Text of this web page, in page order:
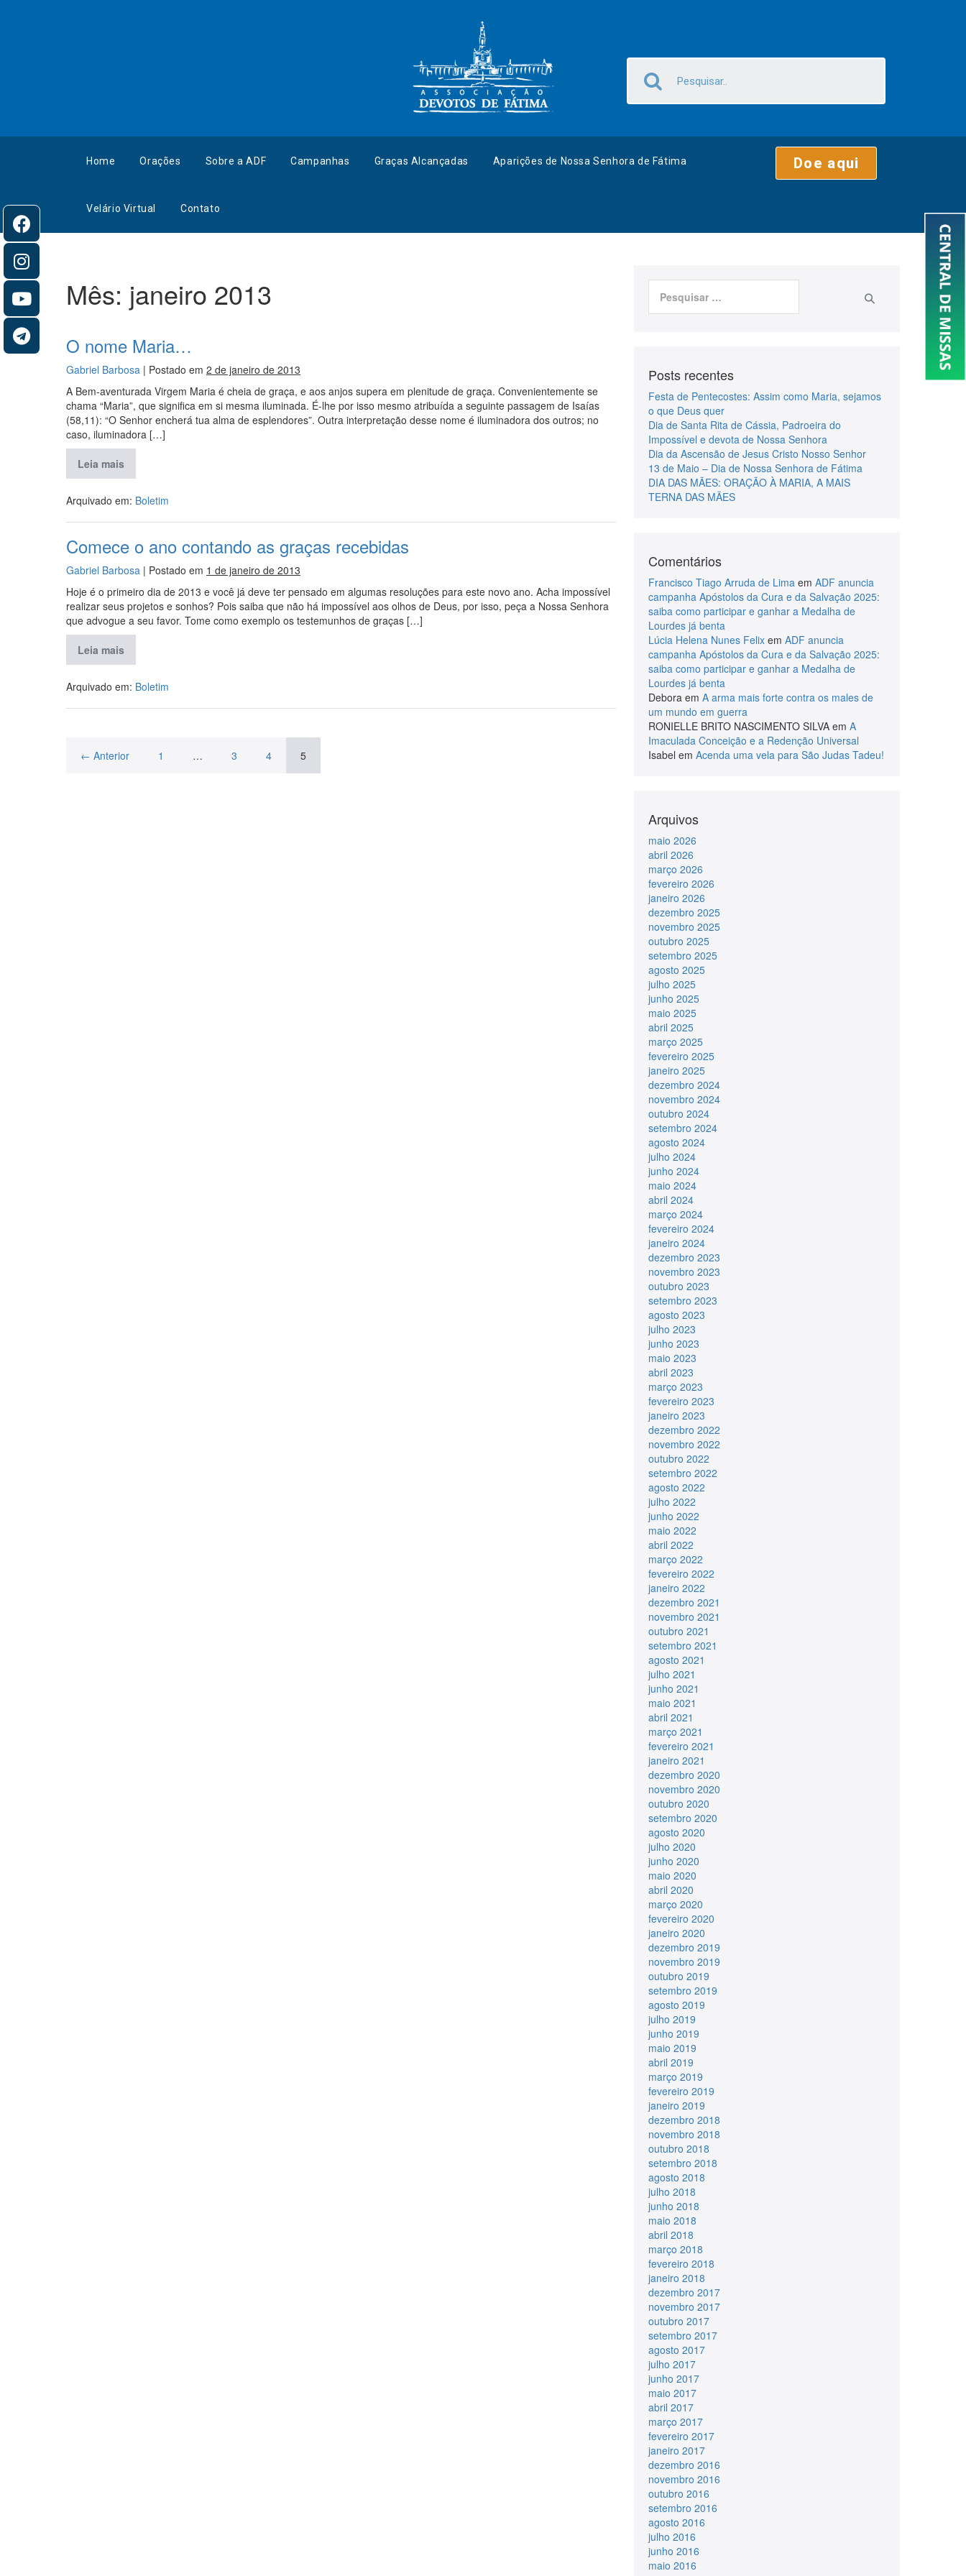
Home Orações Sobre a ADF Campanhas Graças Alcançadas Aparições de Nossa Senhora de Fátima
Velário Virtual Contato
Doe aqui
Mês: janeiro 2013
O nome Maria…
Gabriel Barbosa | Postado em 2 de janeiro de 2013
A Bem-aventurada Virgem Maria é cheia de graça, e aos anjos supera em plenitude de graça. Convenientemente se
chama “Maria”, que significa em si mesma iluminada. É-lhe por isso mesmo atribuída a seguinte passagem de Isaías
(58,11): “O Senhor encherá tua alma de esplendores”. Outra interpretação desse nome é iluminadora dos outros; no
caso, iluminadora […]
Leia mais
Arquivado em: Boletim
Comece o ano contando as graças recebidas
Gabriel Barbosa | Postado em 1 de janeiro de 2013
Hoje é o primeiro dia de 2013 e você já deve ter pensado em algumas resoluções para este novo ano. Acha impossível
realizar seus projetos e sonhos? Pois saiba que não há impossível aos olhos de Deus, por isso, peça a Nossa Senhora
que advogue a seu favor. Tome como exemplo os testemunhos de graças […]
Leia mais
Arquivado em: Boletim
← Anterior 1 … 3 4 5
Posts recentes
Festa de Pentecostes: Assim como Maria, sejamos
o que Deus quer
Dia de Santa Rita de Cássia, Padroeira do
Impossível e devota de Nossa Senhora
Dia da Ascensão de Jesus Cristo Nosso Senhor
13 de Maio – Dia de Nossa Senhora de Fátima
DIA DAS MÃES: ORAÇÃO À MARIA, A MAIS
TERNA DAS MÃES
Comentários
Francisco Tiago Arruda de Limaem ADF anuncia
campanha Apóstolos da Cura e da Salvação 2025:
saiba como participar e ganhar a Medalha de
Lourdes já benta
Lúcia Helena Nunes Felixem ADF anuncia
campanha Apóstolos da Cura e da Salvação 2025:
saiba como participar e ganhar a Medalha de
Lourdes já benta
Deboraem A arma mais forte contra os males de
um mundo em guerra
RONIELLE BRITO NASCIMENTO SILVAem A
Imaculada Conceição e a Redenção Universal
Isabel em Acenda uma vela para São Judas Tadeu!
Arquivos
maio 2026
abril 2026
março 2026
fevereiro 2026
janeiro 2026
dezembro 2025
novembro 2025
outubro 2025
setembro 2025
agosto 2025
julho 2025
junho 2025
maio 2025
abril 2025
março 2025
fevereiro 2025
janeiro 2025
dezembro 2024
novembro 2024
outubro 2024
setembro 2024
agosto 2024
julho 2024
junho 2024
maio 2024
abril 2024
março 2024
fevereiro 2024
janeiro 2024
dezembro 2023
novembro 2023
outubro 2023
setembro 2023
agosto 2023
julho 2023
junho 2023
maio 2023
abril 2023
março 2023
fevereiro 2023
janeiro 2023
dezembro 2022
novembro 2022
outubro 2022
setembro 2022
agosto 2022
julho 2022
junho 2022
maio 2022
abril 2022
março 2022
fevereiro 2022
janeiro 2022
dezembro 2021
novembro 2021
outubro 2021
setembro 2021
agosto 2021
julho 2021
junho 2021
maio 2021
abril 2021
março 2021
fevereiro 2021
janeiro 2021
dezembro 2020
novembro 2020
outubro 2020
setembro 2020
agosto 2020
julho 2020
junho 2020
maio 2020
abril 2020
março 2020
fevereiro 2020
janeiro 2020
dezembro 2019
novembro 2019
outubro 2019
setembro 2019
agosto 2019
julho 2019
junho 2019
maio 2019
abril 2019
março 2019
fevereiro 2019
janeiro 2019
dezembro 2018
novembro 2018
outubro 2018
setembro 2018
agosto 2018
julho 2018
junho 2018
maio 2018
abril 2018
março 2018
fevereiro 2018
janeiro 2018
dezembro 2017
novembro 2017
outubro 2017
setembro 2017
agosto 2017
julho 2017
junho 2017
maio 2017
abril 2017
março 2017
fevereiro 2017
janeiro 2017
dezembro 2016
novembro 2016
outubro 2016
setembro 2016
agosto 2016
julho 2016
junho 2016
maio 2016